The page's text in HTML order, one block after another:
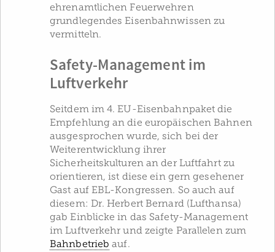
ehrenamtlichen Feuerwehren
grundlegendes Eisenbahnwissen zu
vermitteln.
Safety-Management im
Luftverkehr
Seitdem im 4. EU-Eisenbahnpaket die
Empfehlung an die europäischen Bahnen
ausgesprochen wurde, sich bei der
Weiterentwicklung ihrer
Sicherheitskulturen an der Luftfahrt zu
orientieren, ist diese ein gern gesehener
Gast auf EBL-Kongressen. So auch auf
diesem: Dr. Herbert Bernard (Lufthansa)
gab Einblicke in das Safety-Management
im Luftverkehr und zeigte Parallelen zum
Bahnbetrieb auf.